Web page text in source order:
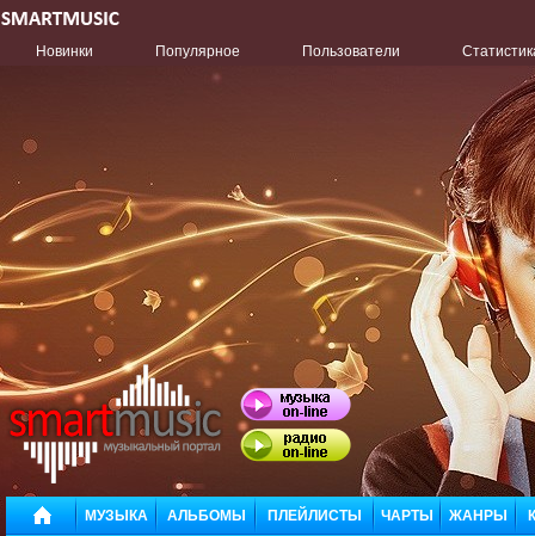
Новинки Популярное Пользователи
МУЗЫКА АЛЬБОМЫ ПЛЕЙЛИСТЫ ЧАРТЫ ЖАНРЫ